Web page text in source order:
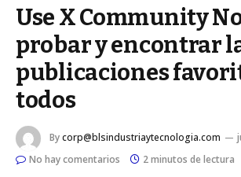
Use X Community
probar y encontrar
publicaciones
todos
Bycorp@blsindustriaytecnologia.com
No hay comentarios
2 minutos de lectura